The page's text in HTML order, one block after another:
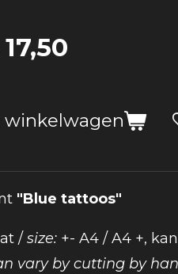
winkelwagen
"Blue tattoos"
/ size: +- A4 / A4 +,
vary by cutting by